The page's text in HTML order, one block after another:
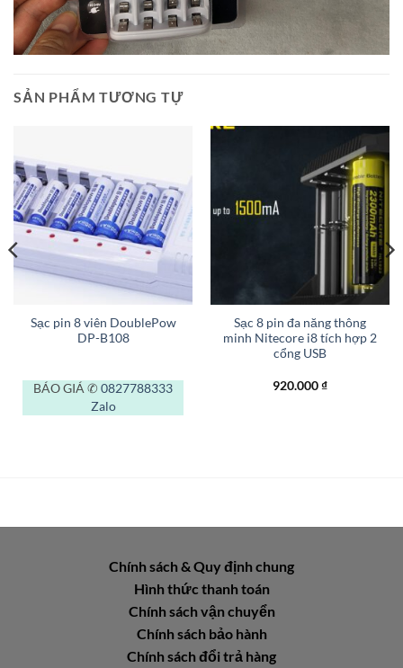
SẢN PHẨM TƯƠNG TỰ
Sạc pin 8 viên DoublePow
DP-B108
BÁO GIÁ ✆ 0827788333
Zalo
Sạc 8 pin đa năng thông
minh Nitecore i8 tích hợp 2
cổng USB
920.000₫
Chính sách & Quy định chung
Hình thức thanh toán
Chính sách vận chuyển
Chính sách bảo hành
Chính sách đổi trả hàng